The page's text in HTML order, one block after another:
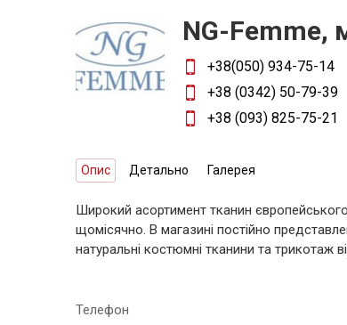
NG-Femme,
+38(050) 934-75-14
+38 (0342) 50-79-39
+38 (093) 825-75-21
Опис Детально Галерея
Широкий асортимент тканин
щомісячно. В магазині постійно
натуральні костюмні тканини та трикотаж
Телефон